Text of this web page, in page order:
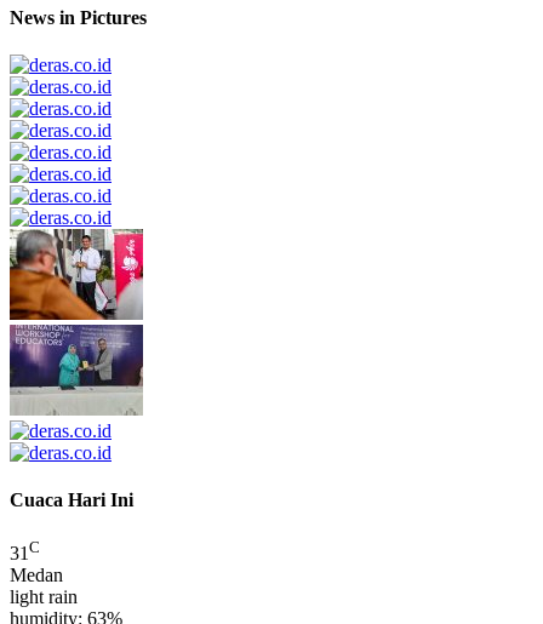
News in Pictures
Cuaca Hari Ini
31 C
Medan
light rain
humidity: 63%